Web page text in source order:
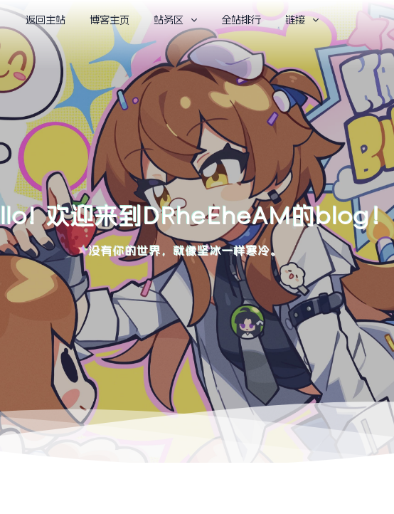
返回主站 博客主页 站务区 全站排行 链接
欢迎来到DRheEheAM的blog！
没有你的世界，就像坚冰一样寒冷。